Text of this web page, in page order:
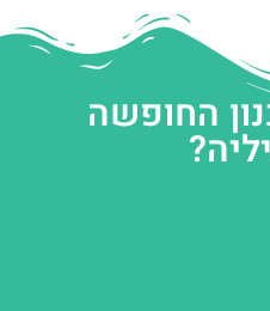
החופשה